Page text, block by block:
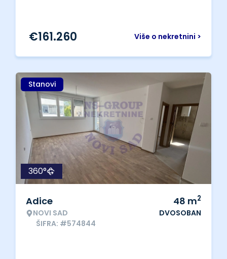
Više o nekretnini >
€161.260
Stanovi
360°
Adice
NOVI SAD
ŠIFRA: #574844
48 m2
DVOSOBAN